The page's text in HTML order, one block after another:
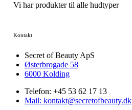
Vi har produkter til alle hudtyper
Kontakt
Secret of Beauty ApS
Østerbrogade 58
6000 Kolding
Telefon: +45 53 62 17 13
Mail: kontakt@secretofbeauty.dk